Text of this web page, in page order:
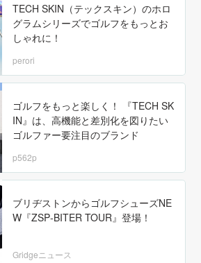
TECH SKIN（テックスキン）のホロ
グラムシリーズでゴルフをもっとお
しゃれに！
perori
ゴルフをもっと楽しく！ 『TECH SK
IN』は、高機能と差別化を図りたい
ゴルファー要注目のブランド
p562p
ブリヂストンからゴルフシューズNE
W『ZSP‐BITER TOUR』登場！
Gridgeニュース